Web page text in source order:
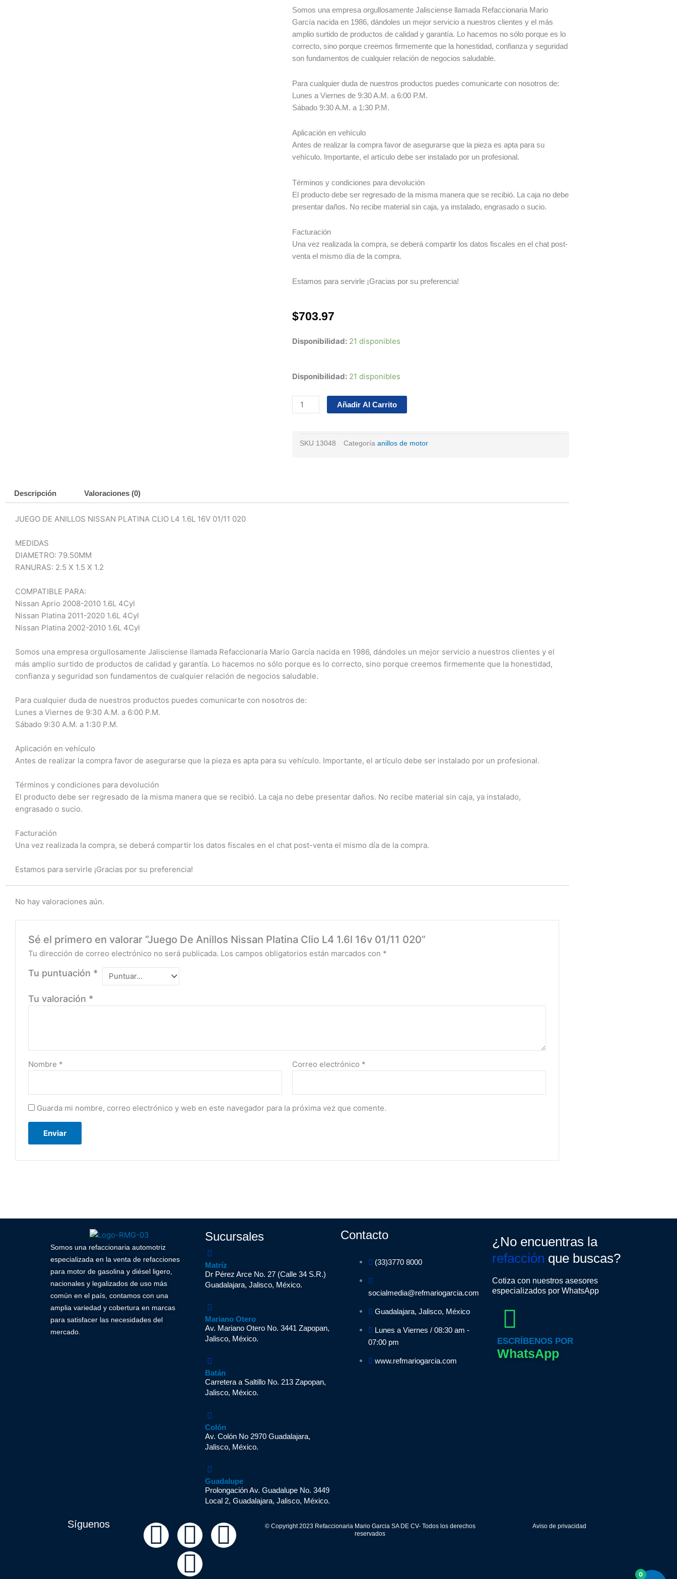
Somos una empresa orgullosamente Jalisciense llamada Refaccionaria Mario
García nacida en 1986, dándoles un mejor servicio a nuestros clientes y el más
amplio surtido de productos de calidad y garantía. Lo hacemos no sólo porque es lo
correcto, sino porque creemos firmemente que la honestidad, confianza y seguridad
son fundamentos de cualquier relación de negocios saludable.
Para cualquier duda de nuestros productos puedes comunicarte con nosotros de:
Lunes a Viernes de 9:30 A.M. a 6:00 P.M.
Sábado 9:30 A.M. a 1:30 P.M.
Aplicación en vehículo
Antes de realizar la compra favor de asegurarse que la pieza es apta para su
vehículo. Importante, el artículo debe ser instalado por un profesional.
Términos y condiciones para devolución
El producto debe ser regresado de la misma manera que se recibió. La caja no debe
presentar daños. No recibe material sin caja, ya instalado, engrasado o sucio.
Facturación
Una vez realizada la compra, se deberá compartir los datos fiscales en el chat post-
venta el mismo día de la compra.
Estamos para servirle ¡Gracias por su preferencia!
$703.97
Disponibilidad: 21 disponibles
Disponibilidad: 21 disponibles
Juego
Anillos
Nissan
L4
Añadir Al Carrito
SKU 13048 Categoría anillos de motor
Descripción Valoraciones (0)
JUEGO DE ANILLOS NISSAN PLATINA CLIO L4 1.6L 16V 01/11 020
MEDIDAS
DIAMETRO: 79.50MM
RANURAS: 2.5 X 1.5 X 1.2
COMPATIBLE PARA:
Nissan Aprio 2008-2010 1.6L 4Cyl
Nissan Platina 2011-2020 1.6L 4Cyl
Nissan Platina 2002-2010 1.6L 4Cyl
Somos una empresa orgullosamente Jalisciense llamada Refaccionaria Mario García nacida en 1986, dándoles un mejor servicio a nuestros clientes y el
más amplio surtido de productos de calidad y garantía. Lo hacemos no sólo porque es lo correcto, sino porque creemos firmemente que la honestidad,
confianza y seguridad son fundamentos de cualquier relación de negocios saludable.
Para cualquier duda de nuestros productos puedes comunicarte con nosotros de:
Lunes a Viernes de 9:30 A.M. a 6:00 P.M.
Sábado 9:30 A.M. a 1:30 P.M.
Aplicación en vehículo
Antes de realizar la compra favor de asegurarse que la pieza es apta para su vehículo. Importante, el artículo debe ser instalado por un profesional.
Términos y condiciones para devolución
El producto debe ser regresado de la misma manera que se recibió. La caja no debe presentar daños. No recibe material sin caja, ya instalado,
engrasado o sucio.
Facturación
Una vez realizada la compra, se deberá compartir los datos fiscales en el chat post-venta el mismo día de la compra.
Estamos para servirle ¡Gracias por su preferencia!
No hay valoraciones aún.
Sé el primero en valorar “Juego De Anillos Nissan Platina Clio L4 1.6l 16v 01/11 020”
Tu dirección de correo electrónico no será publicada. Los campos obligatorios están marcados con *
Tu puntuación *
Tu valoración *
Nombre * Correo electrónico *
Guarda mi nombre, correo electrónico y web en este navegador para la próxima vez que comente.
Somos una refaccionaria automotriz
especializada en la venta de refacciones
para motor de gasolina y diésel ligero,
nacionales y legalizados de uso más
común en el país, contamos con una
amplia variedad y cobertura en marcas
para satisfacer las necesidades del
mercado.
Sucursales
Matríz
Dr Pérez Arce No. 27 (Calle 34 S.R.)
Guadalajara, Jalisco, México.
Mariano Otero
Av. Mariano Otero No. 3441 Zapopan,
Jalisco, México.
Batán
Carretera a Saltillo No. 213 Zapopan,
Jalisco, México.
Colón
Av. Colón No 2970 Guadalajara,
Jalisco, México.
Guadalupe
Prolongación Av. Guadalupe No. 3449
Local 2, Guadalajara, Jalisco, México.
Contacto
(33)3770 8000
socialmedia@refmariogarcia.com
Guadalajara, Jalisco, México
Lunes a Viernes / 08:30 am -
07:00 pm
www.refmariogarcia.com
¿No encuentras la
refacción que buscas?
Cotiza con nuestros asesores
especializados por WhatsApp
ESCRÍBENOS POR
WhatsApp
Síguenos
F
Y
o
W
I
n
© Copyright 2023 Refaccionaria Mario Garcia SA DE CV- Todos los derechos
reservados
Aviso de privacidad
0